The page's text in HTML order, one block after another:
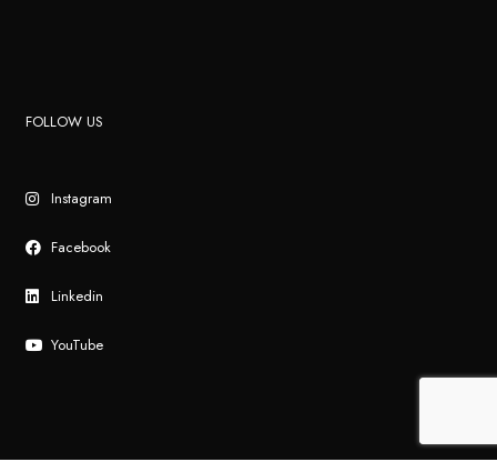
FOLLOW US
Instagram
Facebook
Linkedin
YouTube